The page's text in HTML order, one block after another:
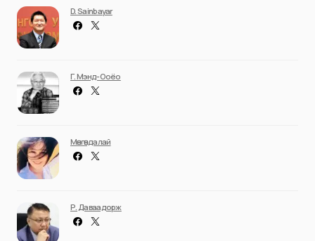
D. Sainbayar
Г. Мэнд-Ооёо
Мөнгөндалай
Р. Даваадорж